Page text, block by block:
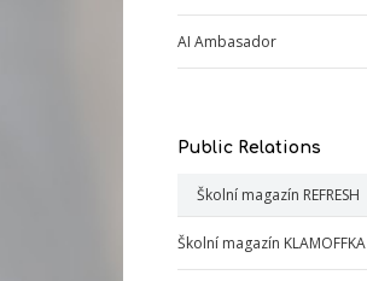
AI Ambasador
Public Relations
Školní magazín REFRESH
Školní magazín KLAMOFFKA